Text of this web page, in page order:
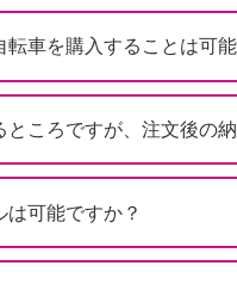
転車を購入することは可
ところですが、注文後の
可能ですか？